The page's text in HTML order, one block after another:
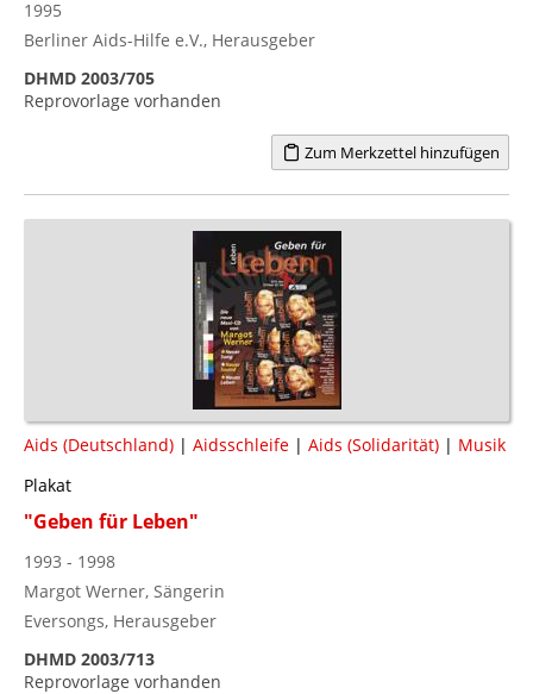
1995
Berliner Aids-Hilfe e.V., Herausgeber
DHMD 2003/705
Reprovorlage vorhanden
Zum Merkzettel hinzufügen
Aids (Deutschland) | Aidsschleife | Aids (Solidarität) | Musik
Plakat
"Geben für Leben"
1993 - 1998
Margot Werner, Sängerin
Eversongs, Herausgeber
DHMD 2003/713
Reprovorlage vorhanden